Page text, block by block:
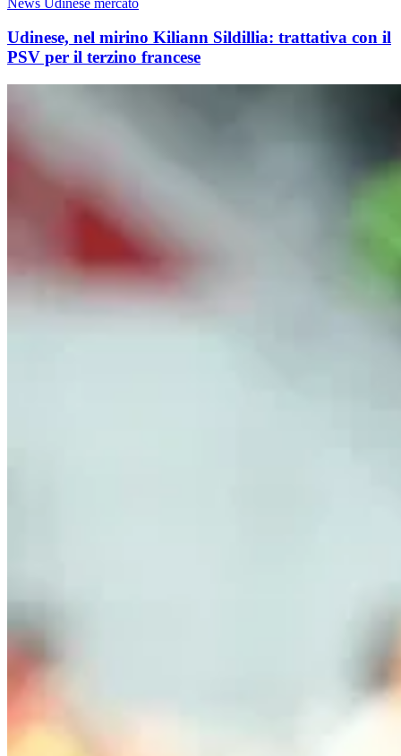
Udinese, nel mirino Kiliann Sildillia: trattativa con il
PSV per il terzino francese